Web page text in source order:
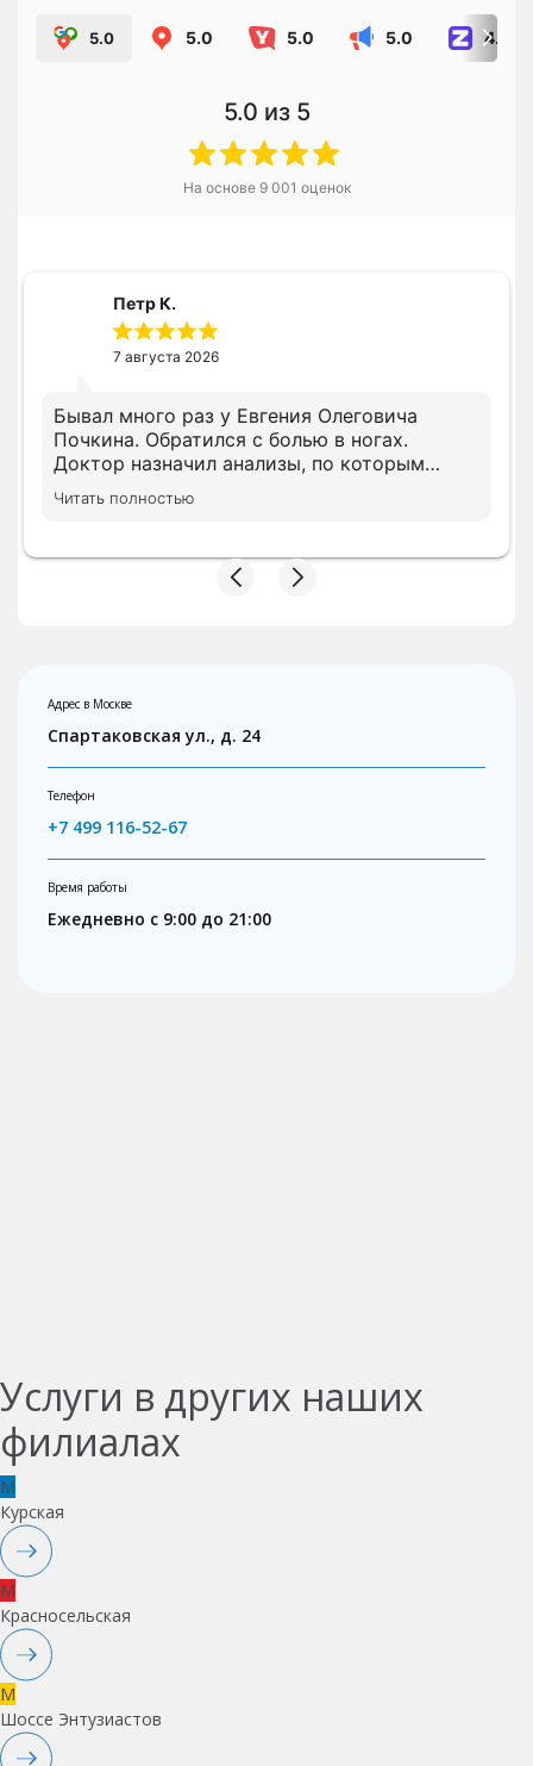
5.0 5.0 5.0 5.0 4.8
5.0 из 5
На основе 9 001 оценок
Петр К.
7 августа 2026
Бывал много раз у Евгения Олеговича
Почкина. Обратился с болью в ногах.
Доктор назначил анализы, по которым
доктор установил правильный диагноз. По
результатам результатов назначил курс
помогли.
Читать полностью
Адрес в Москве
Спартаковская ул., д. 24
Телефон
+7 499 116-52-67
Время работы
Ежедневно с 9:00 до 21:00
Услуги в других наших
филиалах
M
Курская
M
Красносельская
M
Шоссе Энтузиастов